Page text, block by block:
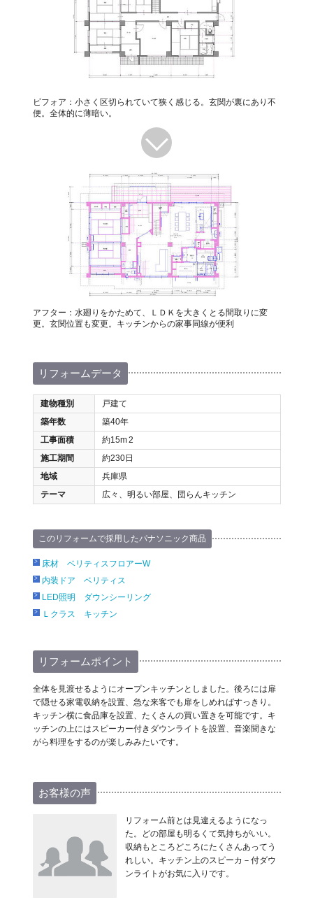
ビフォア：小さく区切られていて狭く感じる。玄関が裏にあり不
便。全体的に薄暗い。
アフター：水廻りをかためて、ＬＤＫを大きくとる間取りに変
更。玄関位置も変更。キッチンからの家事同線が便利
リフォームデータ
建物種別
戸建て
築年数
築40年
工事面積
約15m2
施工期間
約230日
地域
兵庫県
テーマ
広々、明るい部屋、団らんキッチン
このリフォームで採用したパナソニック商品
床材 ベリティスフロアーW
内装ドア ベリティス
LED照明 ダウンシーリング
Ｌクラス キッチン
リフォームポイント
全体を見渡せるようにオープンキッチンとしました。後ろには扉
で隠せる家電収納を設置、急な来客でも扉をしめればすっきり。
キッチン横に食品庫を設置、たくさんの買い置きを可能です。キ
ッチンの上にはスピーカー付きダウンライトを設置、音楽聞きな
がら料理をするのが楽しみみたいです。
お客様の声
リフォーム前とは見違えるようになっ
た。どの部屋も明るくて気持ちがいい。
収納もところどころにたくさんあってう
れしい。キッチン上のスピーカ－付ダウ
ンライトがお気に入りです。